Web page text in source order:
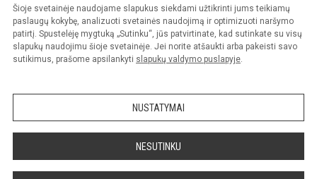
Šioje svetainėje naudojame slapukus siekdami užtikrinti jums teikiamų
paslaugų kokybę, analizuoti svetainės naudojimą ir optimizuoti naršymo
patirtį. Spustelėję mygtuką „Sutinku“, jūs patvirtinate, kad sutinkate su visų
slapukų naudojimu šioje svetainėje. Jei norite atšaukti arba pakeisti savo
sutikimus, prašome apsilankyti slapukų valdymo puslapyje.
NUSTATYMAI
NESUTINKU
Kopijuoti turinį be raštiško progimnazijos administracijos sutikimo griežtai
draudžiama.
Prieinamumo paraiška Slapukų valdymas
Sumanus būdas atnaujinti